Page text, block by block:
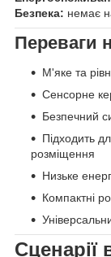
Безпека: немає
Переваги
М'яке та
Сенсорне
Безпечний
Підходить
розміщення
Низьке
Компактні
Сценарії